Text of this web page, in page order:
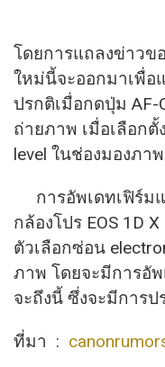
โดยการแถลงข่าวข
ใหม่นี้จะออกมาเพื่อ
ปรกติเมื่อกดปุ่ม
ถ่ายภาพ เมื่อเลือกตั้
level ในช่องมองภาพ
การอัพเดทเฟิร์มแ
กล้องโปร EOS 1D
ตัวเลือกซ่อน
ภาพ โดยจะมีการอั
จะถึงนี้ ซึ่งจะมีการ
ที่มา :